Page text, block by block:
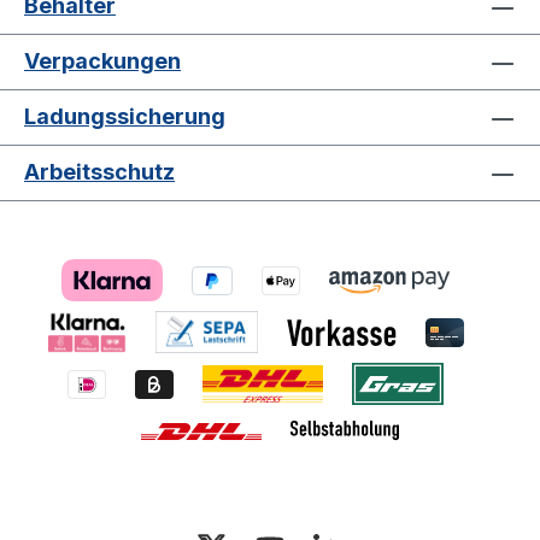
Kunststoff Seitenwände und Boden:
Durchbrochen für optimale Belüftung
Griffe: Ergonomisch geformt für einfaches
Handling Stapelbar: Ja Farbauswahl:
Gelb, Ocker, Grün, Rot, Grau, Blau
Nutzensargumentation Dieser
Transportkorb ist die ideale Lösung für
Betriebe der Lebensmittelindustrie, die
Wert auf Hygiene, Effizienz und
Produktschutz legen. Die durchbrochene
Struktur ermöglicht eine schnelle
Abkühlung frisch gebackener Waren,
während die robuste Bauweise einen
sicheren Transport gewährleistet. Die
Behälter
Verpackungen
Ladungssicherung
Arbeitsschutz